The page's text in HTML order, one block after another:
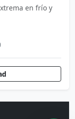
en frío y